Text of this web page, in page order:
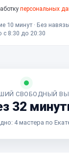
персональных
10 минут · Без
с 8:30 до 20:30
СВОБОДНЫЙ
32
4 мастера по